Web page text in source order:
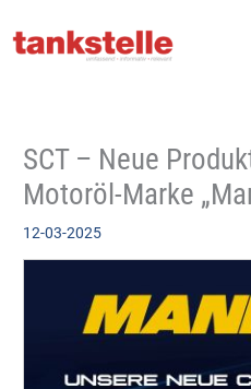
Inhalt
SCT – Neue
Motoröl-Marke
12-03-2025